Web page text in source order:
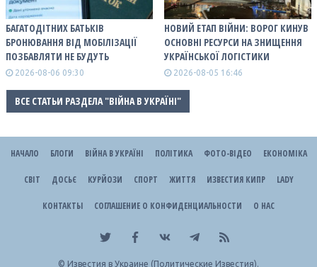
БАГАТОДІТНИХ БАТЬКІВ
БРОНЮВАННЯ ВІД МОБІЛІЗАЦІЇ
ПОЗБАВЛЯТИ НЕ БУДУТЬ
2026-08-06 09:30
НОВИЙ ЕТАП ВІЙНИ: ВОРОГ КИНУВ
ОСНОВНІ РЕСУРСИ НА ЗНИЩЕННЯ
УКРАЇНСЬКОЇ ЛОГІСТИКИ
2026-08-05 16:46
ВСЕ СТАТЬИ РАЗДЕЛА "ВІЙНА В УКРАЇНІ"
НАЧАЛО БЛОГИ ВІЙНА В УКРАЇНІ ПОЛІТИКА ФОТО-ВІДЕО ЕКОНОМІКА
СВІТ ДОСЬЄ КУРЙОЗИ СПОРТ ЖИТТЯ ИЗВЕСТИЯ КИПР LADY
КОНТАКТЫ СОГЛАШЕНИЕ О КОНФИДЕНЦИАЛЬНОСТИ О НАС
© Известия в Украине (Политические Известия).